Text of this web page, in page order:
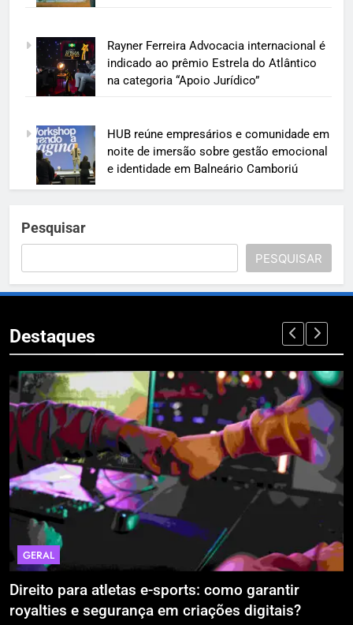
Rayner Ferreira Advocacia internacional é
indicado ao prêmio Estrela do Atlântico
na categoria “Apoio Jurídico”
HUB reúne empresários e comunidade em
noite de imersão sobre gestão emocional
e identidade em Balneário Camboriú
Pesquisar
PESQUISAR
Destaques
GERAL
Direito para atletas e-sports: como garantir
royalties e segurança em criações digitais?